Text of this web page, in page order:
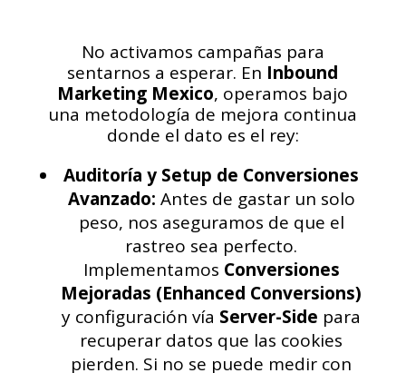
No activamos campañas para
sentarnos a esperar. En Inbound
Marketing Mexico, operamos bajo
una metodología de mejora continua
donde el dato es el rey:
Auditoría y Setup de Conversiones
Avanzado: Antes de gastar un solo
peso, nos aseguramos de que el
rastreo sea perfecto.
Implementamos Conversiones
Mejoradas (Enhanced Conversions)
y configuración vía Server-Side para
recuperar datos que las cookies
pierden. Si no se puede medir con